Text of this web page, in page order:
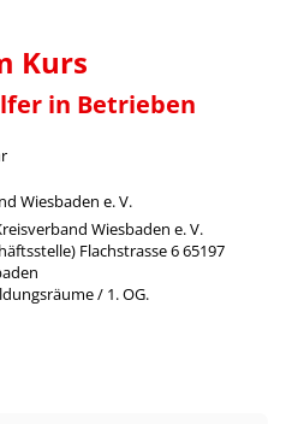
Kurs
in Betrieben
Wiesbaden e. V.
Wiesbaden e. V.
Flachstrasse 6 65197
/ 1. OG.